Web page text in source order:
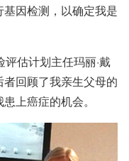
因检测，以确定我是
评估计划主任玛丽·戴
回顾了我亲生父母的
上癌症的机会。